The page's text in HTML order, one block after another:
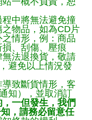
程中將無法避免撞
物品，如為CD片
情形，例：商品
、刮傷、壓痕
法退換貨，敬請
避免以上情況發
致斷貨情形，客
知），並取消訂
一但發生，我們
，請務必留意任